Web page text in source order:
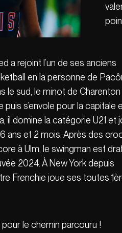
a rejoint l’un de ses anciens
en la personne de
le sud, le minot de
s’envole pour la capitale
il domine la catégorie U21 et
ans et 2 mois. Après des
à Ulm, le swingman est
2024. À New York depuis
Frenchie joue ses toutes
le chemin parcouru !